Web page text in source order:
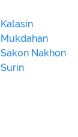
Kalasin
Mukdahan
Sakon Nakhon
Surin